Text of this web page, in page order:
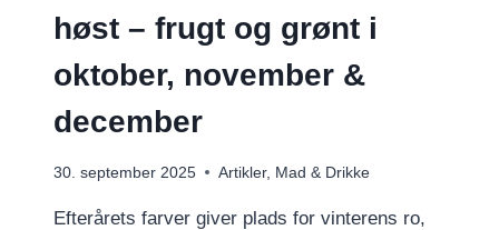
høst – frugt og grønt i
oktober, november &
december
30. september 2025 Artikler, Mad & Drikke
Efterårets farver giver plads for vinterens ro,